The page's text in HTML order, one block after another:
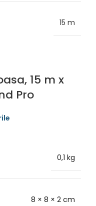
15 m
15 m x
Pro
0,1 kg
8 × 8 × 2 cm